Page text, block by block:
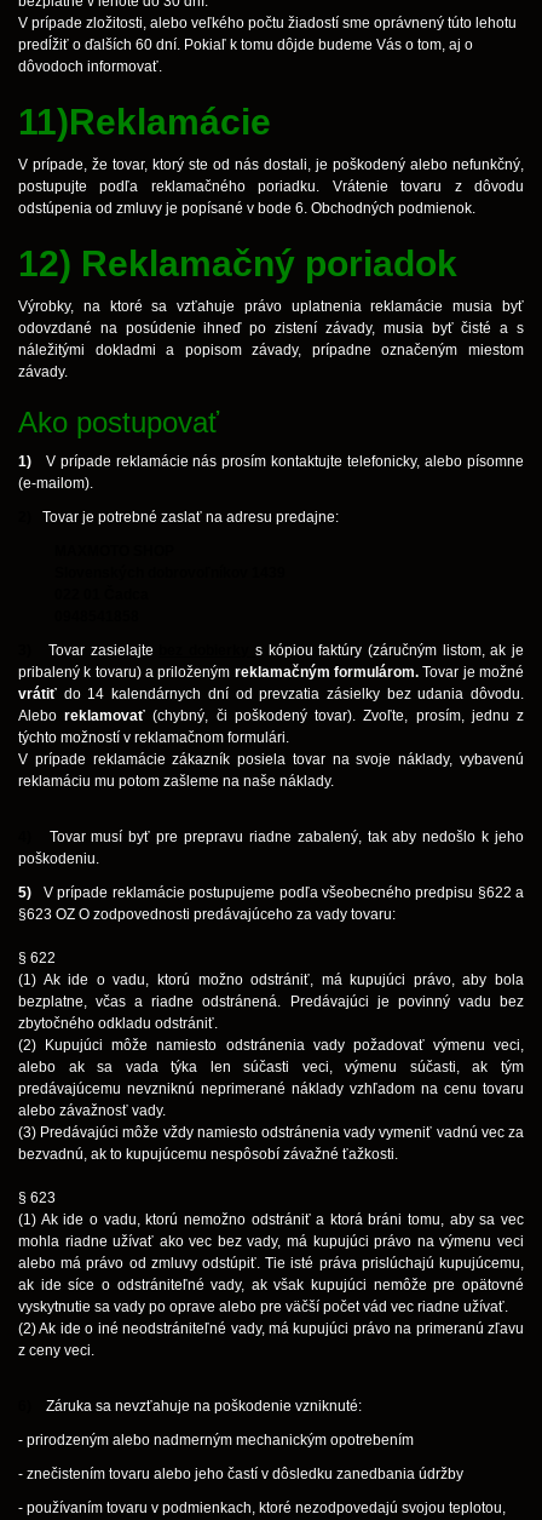
V prípade zložitosti, alebo veľkého počtu žiadostí sme oprávnený túto lehotu
predĺžiť o ďalších 60 dní. Pokiaľ k tomu dôjde budeme Vás o tom, aj o
dôvodoch informovať.
11)Reklamácie
V prípade, že tovar, ktorý ste od nás dostali, je poškodený alebo nefunkčný,
postupujte podľa reklamačného poriadku. Vrátenie tovaru z dôvodu
odstúpenia od zmluvy je popísané v bode 6. Obchodných podmienok.
12) Reklamačný poriadok
Výrobky, na ktoré sa vzťahuje právo uplatnenia reklamácie musia byť
odovzdané na posúdenie ihneď po zistení závady, musia byť čisté a s
náležitými dokladmi a popisom závady, prípadne označeným miestom
závady.
Ako postupovať
1)
V prípade reklamácie nás prosím kontaktujte telefonicky, alebo písomne
(e-mailom).
Tovar je potrebné zaslať na adresu predajne:
Tovar zasielajte
s kópiou faktúry (záručným listom, ak je
pribalený k tovaru) a priloženým reklamačným formulárom.Tovar je možné
vrátiť do 14 kalendárnych dní od prevzatia zásielky bez udania dôvodu.
Aleboreklamovať (chybný, či poškodený tovar). Zvoľte, prosím, jednu z
týchto možností v reklamačnom formulári.
V prípade reklamácie zákazník posiela tovar na svoje náklady, vybavenú
reklamáciu mu potom zašleme na naše náklady.
Tovar musí byť pre prepravu riadne zabalený, tak aby nedošlo k jeho
poškodeniu.
5)
V prípade reklamácie postupujeme podľa všeobecného predpisu §622 a
§623 OZ O zodpovednosti predávajúceho za vady tovaru:
§ 622
(1) Ak ide o vadu, ktorú možno odstrániť, má kupujúci právo, aby bola
bezplatne, včas a riadne odstránená. Predávajúci je povinný vadu bez
zbytočného odkladu odstrániť.
(2) Kupujúci môže namiesto odstránenia vady požadovať výmenu veci,
alebo ak sa vada týka len súčasti veci, výmenu súčasti, ak tým
predávajúcemu nevzniknú neprimerané náklady vzhľadom na cenu tovaru
alebo závažnosť vady.
(3) Predávajúci môže vždy namiesto odstránenia vady vymeniť vadnú vec za
bezvadnú, ak to kupujúcemu nespôsobí závažné ťažkosti.
§ 623
(1) Ak ide o vadu, ktorú nemožno odstrániť a ktorá bráni tomu, aby sa vec
mohla riadne užívať ako vec bez vady, má kupujúci právo na výmenu veci
alebo má právo od zmluvy odstúpiť. Tie isté práva prislúchajú kupujúcemu,
ak ide síce o odstrániteľné vady, ak však kupujúci nemôže pre opätovné
vyskytnutie sa vady po oprave alebo pre väčší počet vád vec riadne užívať.
(2) Ak ide o iné neodstrániteľné vady, má kupujúci právo na primeranú zľavu
z ceny veci.
Záruka sa nevzťahuje na poškodenie vzniknuté:
- prirodzeným alebo nadmerným mechanickým opotrebením
- znečistením tovaru alebo jeho častí v dôsledku zanedbania údržby
- používaním tovaru v podmienkach, ktoré nezodpovedajú svojou teplotou,